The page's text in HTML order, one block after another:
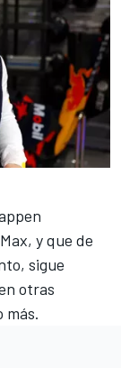
y que de
sigue
otras
más.